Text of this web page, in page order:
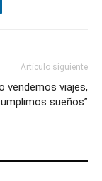
Artículo siguiente
vendemos viajes,
sueños”